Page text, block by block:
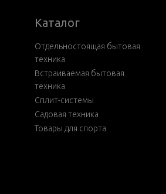
Каталог
Отдельностоящая бытовая
техника
Встраиваемая бытовая
техника
Сплит-системы
Садовая техника
Товары для спорта